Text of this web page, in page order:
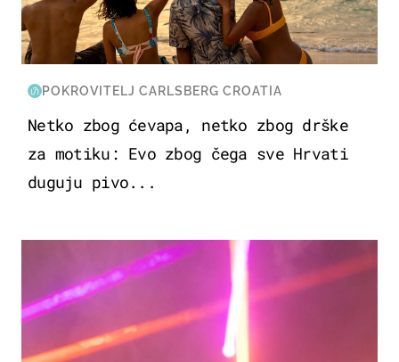
POKROVITELJ CARLSBERG CROATIA
Netko zbog ćevapa, netko zbog drške
za motiku: Evo zbog čega sve Hrvati
duguju pivo...
KULTURA & ZABAVA